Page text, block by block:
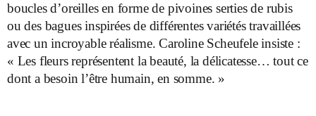
boucles d’oreilles en forme de pivoines serties de rubis
ou des bagues inspirées de différentes variétés travaillées
avec un incroyable réalisme. Caroline Scheufele insiste :
« Les fleurs représentent la beauté, la délicatesse… tout ce
dont a besoin l’être humain, en somme. »